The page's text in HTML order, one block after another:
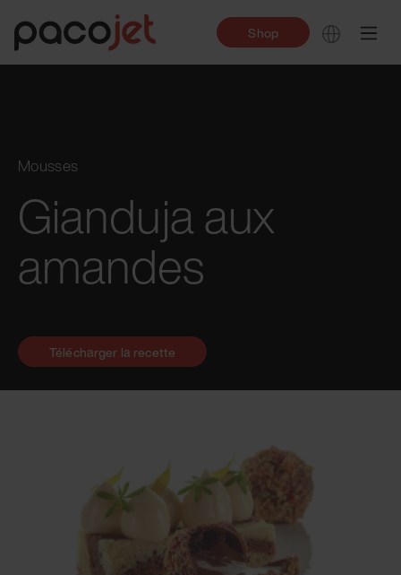
Shop
Mousses
Gianduja aux
amandes
Télécharger la recette